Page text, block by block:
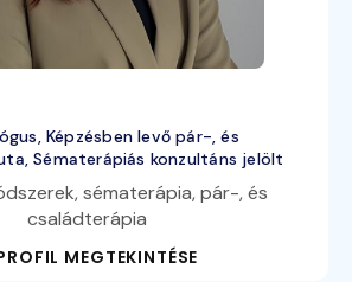
Képzésben levő pár-, és
Sématerápiás konzultáns jelölt
sématerápia, pár-, és
családterápia
MEGTEKINTÉSE